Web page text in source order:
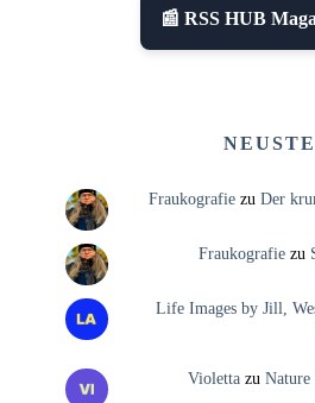
📰 RSS HUB
Fraukografiezu Der
Fraukografiezu
Life Images by Jill,
Violettazu Nature